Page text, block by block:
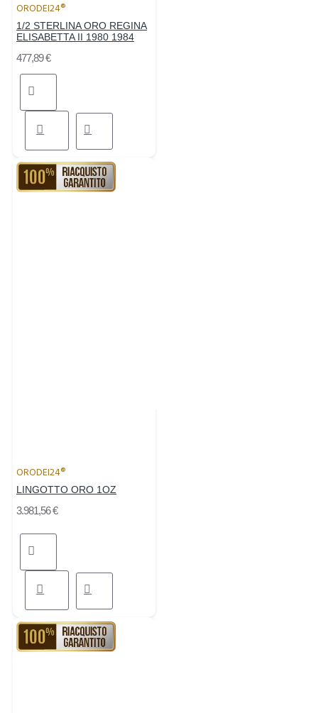
ORODEI24®
1/2 STERLINA ORO REGINA
ELISABETTA II 1980 1984
477,89 €
RIACQUISTO GARANTITO
ORODEI24®
LINGOTTO ORO 1OZ
3.981,56 €
RIACQUISTO GARANTITO